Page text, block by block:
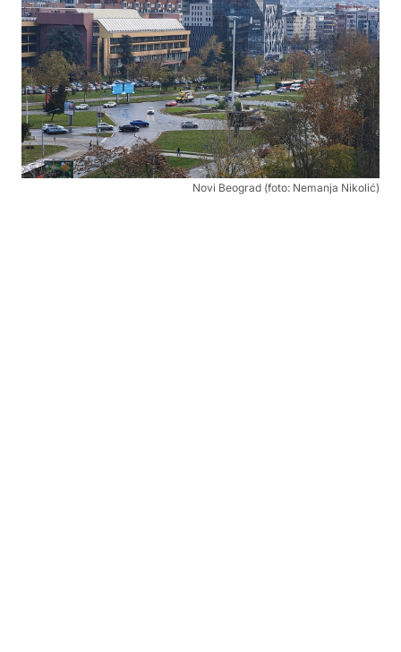
Novi Beograd (foto: Nemanja Nikolić)